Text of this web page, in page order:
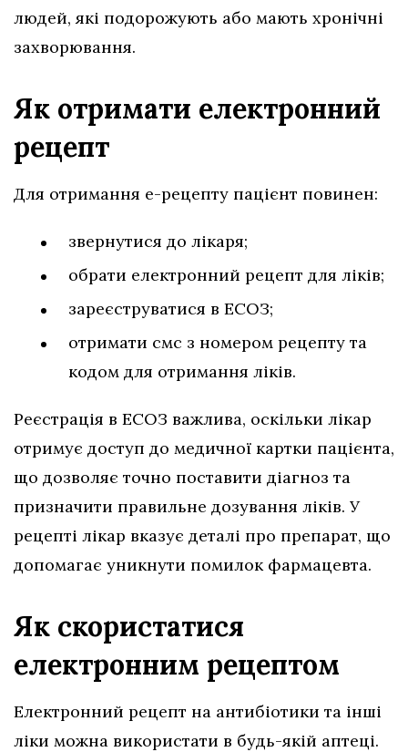
людей, які подорожують або мають хронічні
захворювання.
Як отримати електронний
рецепт
Для отримання е-рецепту пацієнт повинен:
звернутися до лікаря;
обрати електронний рецепт для ліків;
зареєструватися в ЕСОЗ;
отримати смс з номером рецепту та
кодом для отримання ліків.
Реєстрація в ЕСОЗ важлива, оскільки лікар
отримує доступ до медичної картки пацієнта,
що дозволяє точно поставити діагноз та
призначити правильне дозування ліків. У
рецепті лікар вказує деталі про препарат, що
допомагає уникнути помилок фармацевта.
Як скористатися
електронним рецептом
Електронний рецепт на антибіотики та інші
ліки можна використати в будь-якій аптеці.